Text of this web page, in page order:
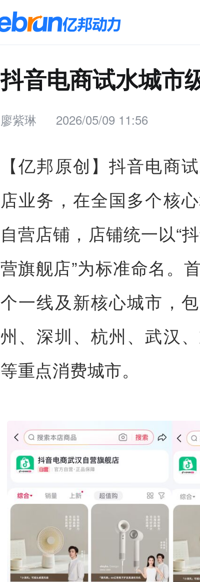
抖音电商试水城市
廖紫琳 2026/05/09 11:56
【亿邦原创】抖音电商
店业务，在全国多个核
自营店铺，店铺统一以“
营旗舰店”为标准命名。
个一线及新核心城市，
州、深圳、杭州、武汉
等重点消费城市。